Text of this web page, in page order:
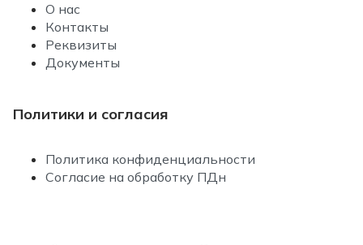
О нас
Контакты
Реквизиты
Документы
Политики и согласия
Политика конфиденциальности
Согласие на обработку ПДн